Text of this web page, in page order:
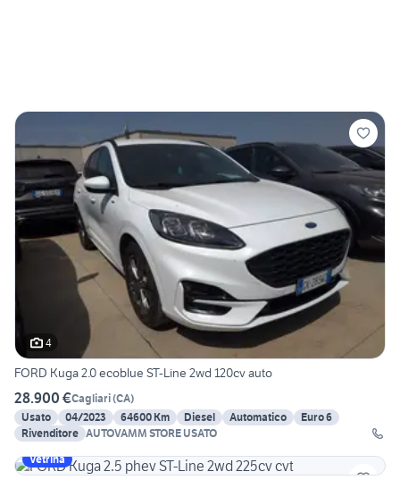
4
FORD Kuga 2.0 ecoblue ST-Line 2wd 120cv auto
28.900 €Cagliari(CA)
Usato
04/2023 64600 Km Diesel Automatico
Euro 6
Rivenditore AUTOVAMM STORE USATO
Vetrina